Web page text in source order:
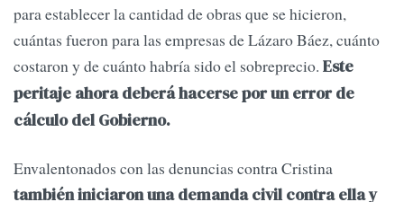
para establecer la cantidad de obras que se hicieron,
cuántas fueron para las empresas de Lázaro Báez, cuánto
costaron y de cuánto habría sido el sobreprecio. Este
peritaje ahora deberá hacerse por un error de
cálculo del Gobierno.
Envalentonados con las denuncias contra Cristina
también iniciaron una demanda civil contra ella y